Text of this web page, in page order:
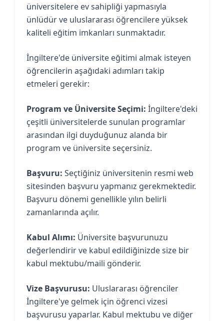
üniversitelere ev sahipliği yapmasıyla
ünlüdür ve uluslararası öğrencilere yüksek
kaliteli eğitim imkanları sunmaktadır.
İngiltere'de üniversite eğitimi almak isteyen
öğrencilerin aşağıdaki adımları takip
etmeleri gerekir:
Program ve Üniversite Seçimi: İngiltere'deki
çeşitli üniversitelerde sunulan programlar
arasından ilgi duyduğunuz alanda bir
program ve üniversite seçersiniz.
Başvuru: Seçtiğiniz üniversitenin resmi web
sitesinden başvuru yapmanız gerekmektedir.
Başvuru dönemi genellikle yılın belirli
zamanlarında açılır.
Kabul Alımı: Üniversite başvurunuzu
değerlendirir ve kabul edildiğinizde size bir
kabul mektubu/maili gönderir.
Vize Başvurusu: Uluslararası öğrenciler
İngiltere'ye gelmek için öğrenci vizesi
başvurusu yaparlar. Kabul mektubu ve diğer